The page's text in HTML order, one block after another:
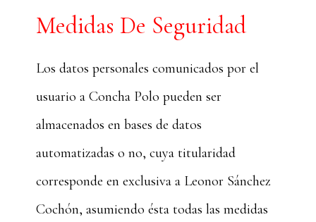
Medidas De Seguridad
Los datos personales comunicados por el
usuario a Concha Polo pueden ser
almacenados en bases de datos
automatizadas o no, cuya titularidad
corresponde en exclusiva a Leonor Sánchez
Cochón, asumiendo ésta todas las medidas